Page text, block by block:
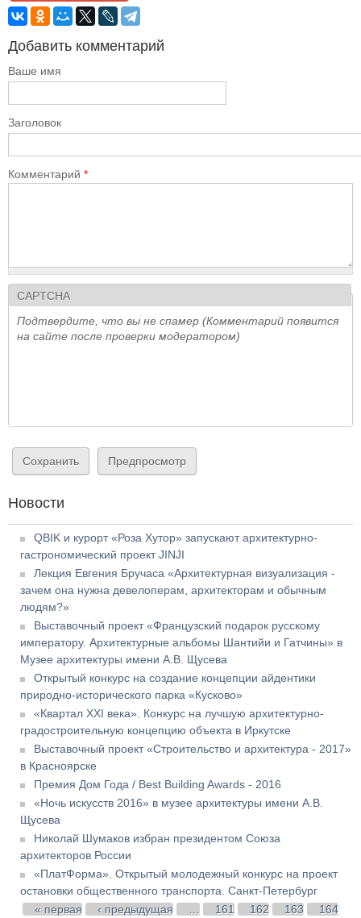
Добавить комментарий
Ваше имя
Заголовок
Комментарий *
CAPTCHA
Подтвердите, что вы не спамер (Комментарий появится
на сайте после проверки модератором)
Новости
QBIK и курорт «Роза Хутор» запускают архитектурно-
гастрономический проект JINJI
Лекция Евгения Бручаса «Архитектурная визуализация -
зачем она нужна девелоперам, архитекторам и обычным
людям?»
Выставочный проект «Французский подарок русскому
императору. Архитектурные альбомы Шантийи и Гатчины» в
Музее архитектуры имени А.В. Щусева
Открытый конкурс на создание концепции айдентики
природно-исторического парка «Кусково»
«Квартал XXI века». Конкурс на лучшую архитектурно-
градостроительную концепцию объекта в Иркутске
Выставочный проект «Строительство и архитектура - 2017»
в Красноярске
Премия Дом Года / Best Building Awards - 2016
«Ночь искусств 2016» в музее архитектуры имени А.В.
Щусева
Николай Шумаков избран президентом Союза
архитекторов России
«ПлатФорма». Открытый молодежный конкурс на проект
остановки общественного транспорта. Санкт-Петербург
Страницы
« первая ‹ предыдущая 161 162 163
164